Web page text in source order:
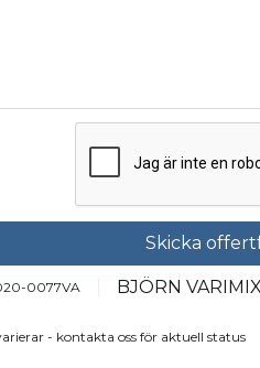
Skicka
0077VA BJÖRN
- kontakta oss för aktuell status